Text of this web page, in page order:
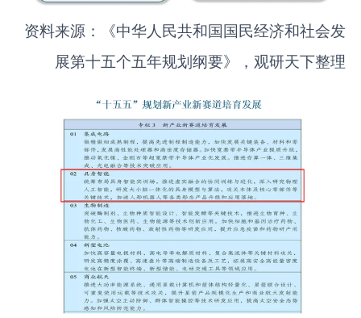
资料来源：《中华人民共和国国民经济和社会发
展第十五个五年规划纲要》，观研天下整理